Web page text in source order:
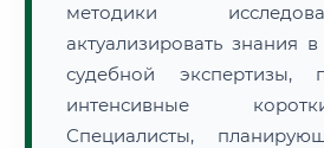
методики
актуализировать знания
судебной экспертизы,
интенсивные
Специалисты,